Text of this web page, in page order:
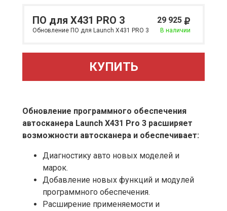
ПО для X431 PRO 3
Обновление ПО для Launch X431 PRO 3
29 925
В наличии
КУПИТЬ
Обновление программного обеспечения
автосканера Launch X431 Pro 3 расширяет
возможности автосканера и обеспечивает:
Диагностику авто новых моделей и
марок.
Добавление новых функций и модулей
программного обеспечения.
Расширение применяемости и